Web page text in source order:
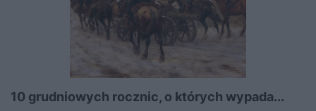
10 grudniowych rocznic, o których wypada...